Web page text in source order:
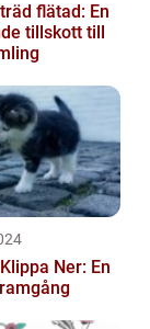
flätad: En
tillskott till
Ner: En